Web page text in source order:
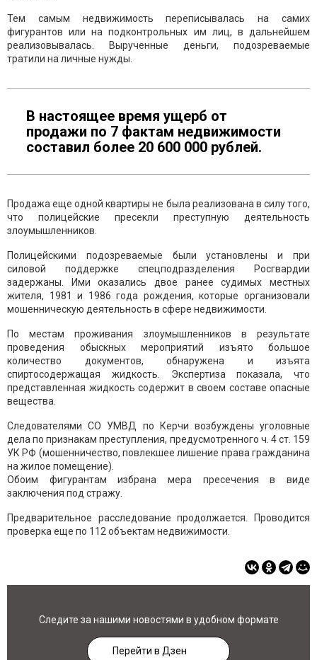
Тем самым недвижимость переписывалась на самих
фигурантов или на подконтрольных им лиц, в дальнейшем
реализовывалась. Вырученные деньги, подозреваемые
тратили на личные нужды.
В настоящее время ущерб от
продажи по 7 фактам недвижимости
составил более 20 600 000 рублей.
Продажа еще одной квартиры не была реализована в силу того,
что полицейские пресекли преступную деятельность
злоумышленников.
Полицейскими подозреваемые были установлены и при
силовой поддержке спецподразделения Росгвардии
задержаны. Ими оказались двое ранее судимых местных
жителя, 1981 и 1986 года рождения, которые организовали
мошенническую деятельность в сфере недвижимости.
По местам проживания злоумышленников в результате
проведения обыскных мероприятий изъято большое
количество документов, обнаружена и изъята
спиртосодержащая жидкость. Экспертиза показала, что
представленная жидкость содержит в своем составе опасные
вещества.
Следователями СО УМВД по Керчи возбуждены уголовные
дела по признакам преступления, предусмотренного ч. 4 ст. 159
УК РФ (мошенничество, повлекшее лишение права гражданина
на жилое помещение).
Обоим фигурантам избрана мера пресечения в виде
заключения под стражу.
Предварительное расследование продолжается. Проводится
проверка еще по 112 объектам недвижимости.
Следите за нашими новостями в удобном формате
Перейти в Дзен